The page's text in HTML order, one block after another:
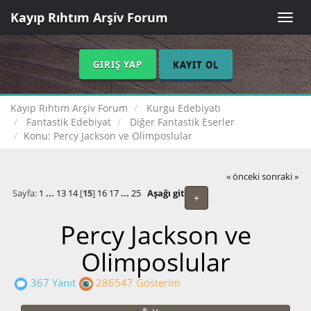
Toggle
Kayıp Rıhtım Arşiv Forum
GIRIŞ YAP KAYIT OL
Kayıp Rıhtım Arşiv Forum
Kurgu Edebiyatı
Fantastik Edebiyat
Diğer Fantastik Eserler
Konu: Percy Jackson ve Olimposlular
« önceki sonraki »
+
Sayfa: 1 ... 13 14[15] 16 17 ... 25 Aşağı git
Percy Jackson ve
Olimposlular
367 Yanıt 286547 Gösterim